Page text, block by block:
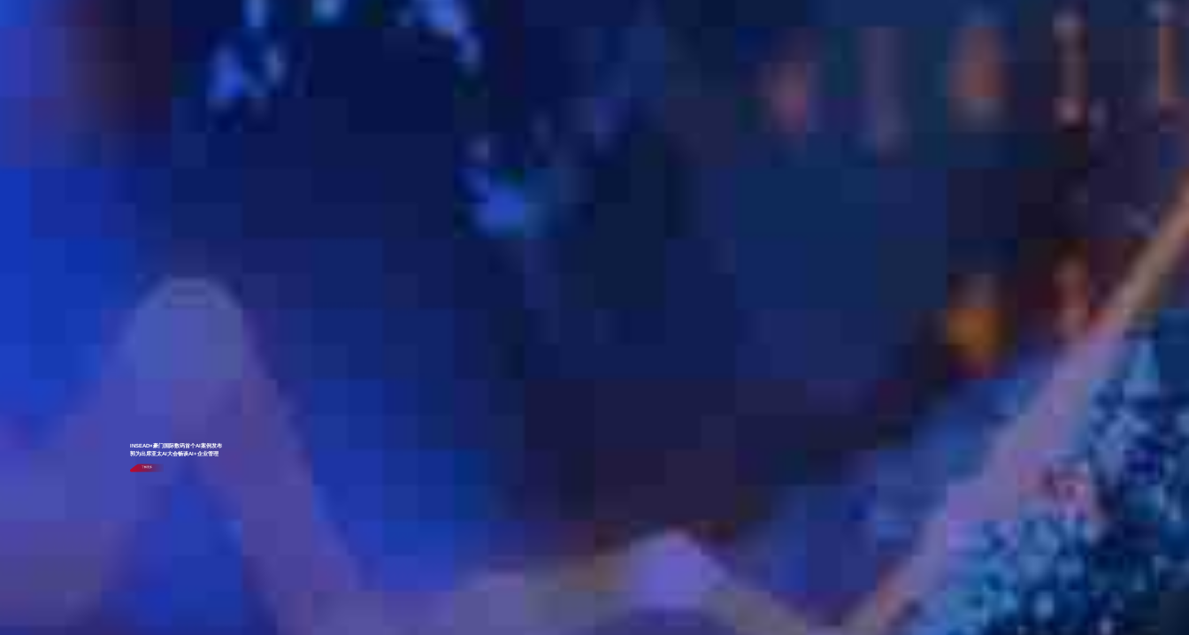
INSEAD×豪门国际数码首个AI案例发布
郭为出席亚太AI大会畅谈AI+企业管理
了解更多